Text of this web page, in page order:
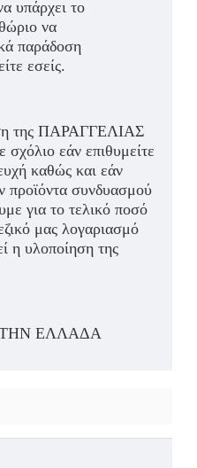
υπάρχει το
να
παράδοση
εσείς.
της ΠΑΡΑΓΓΕΛΙΑΣ
εάν επιθυμείτε
καθώς και εάν
προϊόντα συνδυασμού
για το τελικό ποσό
μας λογαριασμό
η υλοποίηση της
ΕΛΛΑΔΑ